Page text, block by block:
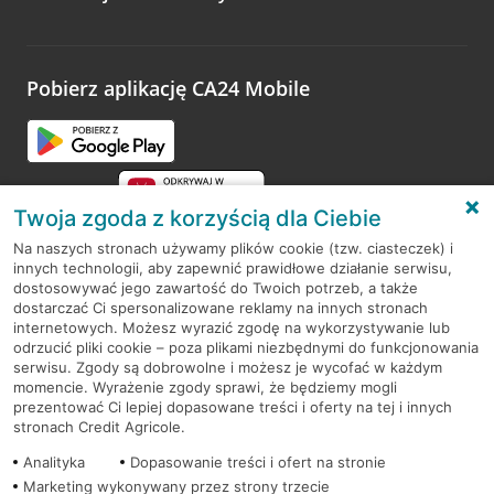
opinie.
Pobierz aplikację CA24 Mobile
RODO
Regulamin serwisu
Mapa serwisu
PolitykaCookies
Twoja zgoda z korzyścią dla Ciebie
Na naszych stronach używamy plików cookie (tzw. ciasteczek) i
innych technologii, aby zapewnić prawidłowe działanie serwisu,
dostosowywać jego zawartość do Twoich potrzeb, a także
dostarczać Ci spersonalizowane reklamy na innych stronach
internetowych. Możesz wyrazić zgodę na wykorzystywanie lub
odrzucić pliki cookie – poza plikami niezbędnymi do funkcjonowania
serwisu. Zgody są dobrowolne i możesz je wycofać w każdym
momencie. Wyrażenie zgody sprawi, że będziemy mogli
prezentować Ci lepiej dopasowane treści i oferty na tej i innych
stronach Credit Agricole.
Analityka
Dopasowanie treści i ofert na stronie
Marketing wykonywany przez strony trzecie